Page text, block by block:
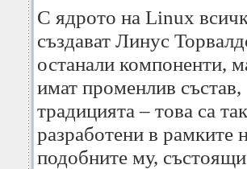
С ядрото на Linux
създават Линус
останали компоненти,
имат променлив
традицията – това са
разработени в рамките
подобните му,